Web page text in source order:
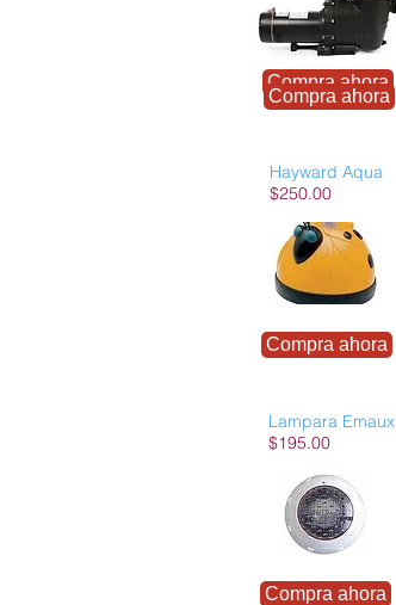
Compra ahora
Hayward Aqua
$250.00
Compra ahora
Lampara Emaux
$195.00
Compra ahora
Compra ahora